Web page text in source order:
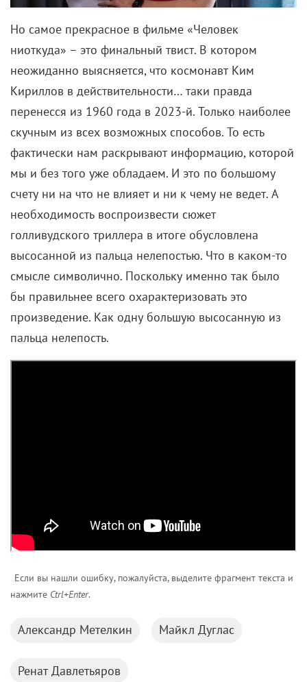
Но самое прекрасное в фильме «Человек
ниоткуда» – это финальный твист. В котором
неожиданно выясняется, что космонавт Ким
Кириллов в действительности… таки правда
перенесся из 1960 года в 2023-й. Только наиболее
скучным из всех возможных способов. То есть
фактически нам раскрывают информацию, которой
мы и без того уже обладаем. И это по большому
счету ни на что не влияет и ни к чему не ведет. А
необходимость воспроизвести сюжет
голливудского триллера в итоге обусловлена
высосанной из пальца нелепостью. Что в каком-то
смысле символично. Поскольку именно так было
бы правильнее всего охарактеризовать это
произведение. Как одну большую высосанную из
пальца нелепость.
Если вы нашли ошибку, пожалуйста, выделите фрагмент текста и
нажмите Ctrl+Enter.
Александр Метелкин Майкл Дуглас
Ренат Давлетьяров